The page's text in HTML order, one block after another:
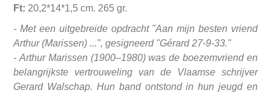
Ft: 20,2*14*1,5 cm. 265 gr.
- Met een uitgebreide opdracht "Aan mijn besten vriend
Arthur (Marissen) ...", gesigneerd "Gérard 27-9-33."
- Arthur Marissen (1900–1980) was de boezemvriend en
belangrijkste vertrouweling van de Vlaamse schrijver
Gerard Walschap. Hun band ontstond in hun jeugd en